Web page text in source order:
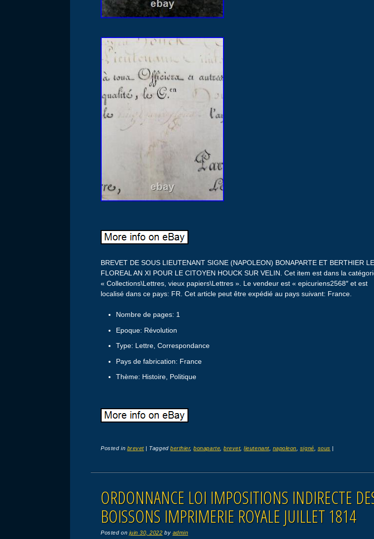
BREVET DE SOUS LIEUTENANT SIGNE (NAPOLEON) BONAPARTE ET BERTHIER
FLOREAL AN XI POUR LE CITOYEN HOUCK SUR VELIN. Cet item est dans la
« Collections\Lettres, vieux papiers\Lettres ». Le vendeur est « epicuriens2568″ et est
localisé dans ce pays: FR. Cet article peut être expédié au pays suivant: France.
Nombre de pages: 1
Epoque: Révolution
Type: Lettre, Correspondance
Pays de fabrication: France
Thème: Histoire, Politique
Posted in brevet | Taggedberthier,bonaparte ,brevet,lieutenant, napoleon signé sous |
ORDONNANCE LOI IMPOSITIONS INDIRECTE
BOISSONS IMPRIMERIE ROYALE JUILLET 1814
Posted on juin 30, 2022 by admin